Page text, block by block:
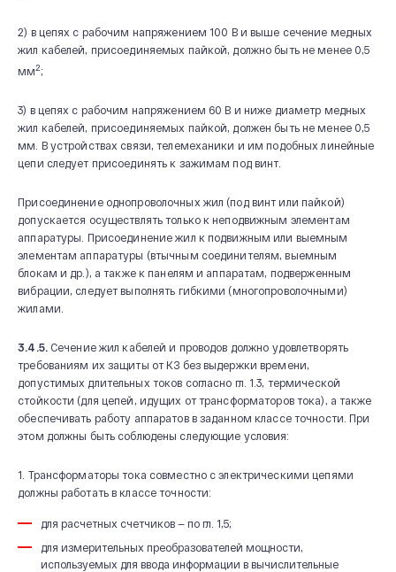
Новости и мероприятия
История
Производство
Охрана труда
20 лет СВЭЛ
2) в цепях с рабочим напряжением 100 В и выше сечение медных
жил кабелей, присоединяемых пайкой, должно быть не менее 0,5
мм2;
3) в цепях с рабочим напряжением 60 В и ниже диаметр медных
жил кабелей, присоединяемых пайкой, должен быть не менее 0,5
мм. В устройствах связи, телемеханики и им подобных линейные
цепи следует присоединять к зажимам под винт.
Присоединение однопроволочных жил (под винт или пайкой)
допускается осуществлять только к неподвижным элементам
аппаратуры. Присоединение жил к подвижным или выемным
элементам аппаратуры (втычным соединителям, выемным
блокам и др.), а также к панелям и аппаратам, подверженным
вибрации, следует выполнять гибкими (многопроволочными)
жилами.
3.4.5.Сечение жил кабелей и проводов должно удовлетворять
требованиям их защиты от КЗ без выдержки времени,
допустимых длительных токов согласно гл. 1.3, термической
стойкости (для цепей, идущих от трансформаторов тока), а также
обеспечивать работу аппаратов в заданном классе точности. При
этом должны быть соблюдены следующие условия:
1. Трансформаторы тока совместно с электрическими цепями
должны работать в классе точности:
для расчетных счетчиков — по гл. 1,5;
для измерительных преобразователей мощности,
используемых для ввода информации в вычислительные